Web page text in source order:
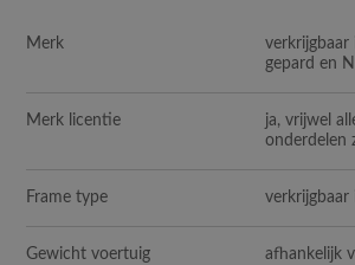
Merk
gepard en
Merk licentie
ja, vrijwel
onderdelen
Frame type verkrijgbaar
Gewicht voertuig
afhankelijk